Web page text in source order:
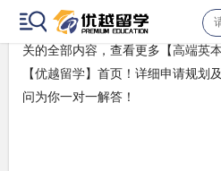
以上是【少走弯路!你可以永远相信
关的全部内容，查看更多【高端英
【优越留学】首页！详细申请规划
问为你一对一解答！